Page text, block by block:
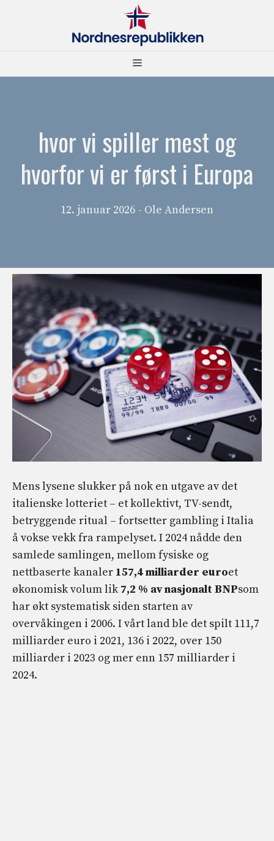
Meny
hvor vi spiller mest og
hvorfor vi er først i Europa
12. januar 2026 - Ole Andersen
Mens lysene slukker på nok en utgave av det
italienske lotteriet – et kollektivt, TV-sendt,
betryggende ritual – fortsetter gambling i Italia
å vokse vekk fra rampelyset. I 2024 nådde den
samlede samlingen, mellom fysiske og
nettbaserte kanaler 157,4 milliarder euroet
økonomisk volum lik 7,2 % av nasjonalt BNPsom
har økt systematisk siden starten av
overvåkingen i 2006. I vårt land ble det spilt 111,7
milliarder euro i 2021, 136 i 2022, over 150
milliarder i 2023 og mer enn 157 milliarder i
2024.